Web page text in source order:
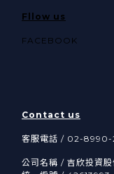
Fllow us
FACEBOOK
Contact us
客服電話 / 02-8990-
公司名稱 / 吉欣投資股